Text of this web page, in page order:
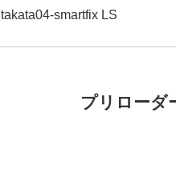
takata04-smartfix LS
プリローダ